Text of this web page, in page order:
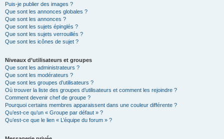
Puis-je publier des images ?
Que sont les annonces globales ?
Que sont les annonces ?
Que sont les sujets épinglés ?
Que sont les sujets verrouillés ?
Que sont les icônes de sujet ?
Niveaux d’utilisateurs et groupes
Que sont les administrateurs ?
Que sont les modérateurs ?
Que sont les groupes d’utilisateurs ?
Où trouver la liste des groupes d’utilisateurs et comment les rejoindre ?
Comment devenir chef de groupe ?
Pourquoi certains membres apparaissent dans une couleur différente ?
Qu’est-ce qu’un « Groupe par défaut » ?
Qu’est-ce que le lien « L’équipe du forum » ?